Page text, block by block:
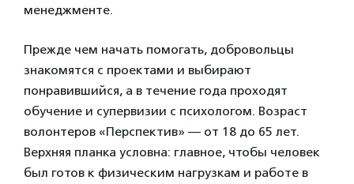
менеджменте.
Прежде чем начать помогать, добровольцы
знакомятся с проектами и выбирают
понравившийся, а в течение года проходят
обучение и супервизии с психологом. Возраст
волонтеров «Перспектив» — от 18 до 65 лет.
Верхняя планка условна: главное, чтобы человек
был готов к физическим нагрузкам и работе в